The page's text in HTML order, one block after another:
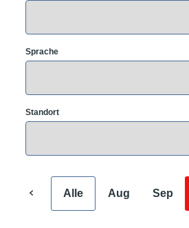
Sprache
Standort
Alle Aug Sep